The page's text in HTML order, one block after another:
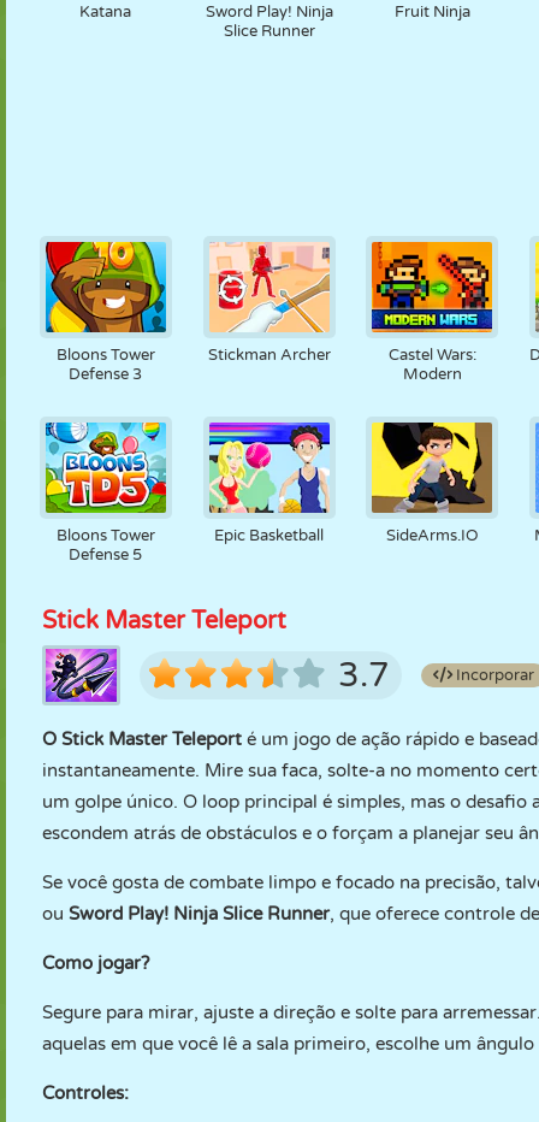
Katana
Sword Play! Ninja
Slice Runner
Fruit Ninja
Bloons Tower
Defense 3
Stickman Archer
Castel Wars:
Modern
Bloons Tower
Defense 5
Epic Basketball SideArms.IO
Stick Master Teleport
3.7 Incorporar
O Stick Master Teleport é um jogo de ação rápido e
instantaneamente. Mire sua faca, solte-a no momento
um golpe único. O loop principal é simples, mas o
escondem atrás de obstáculos e o forçam a planejar seu
Se você gosta de combate limpo e focado na precisão,
ou Sword Play! Ninja Slice Runner, que oferece controle
Como jogar?
Segure para mirar, ajuste a direção e solte para
aquelas em que você lê a sala primeiro, escolhe um
Controles: